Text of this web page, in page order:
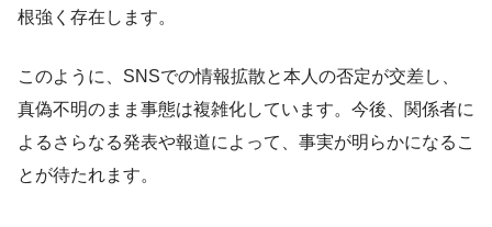
根強く存在します。
このように、SNSでの情報拡散と本人の否定が交差し、
真偽不明のまま事態は複雑化しています。今後、関係者に
よるさらなる発表や報道によって、事実が明らかになるこ
とが待たれます。